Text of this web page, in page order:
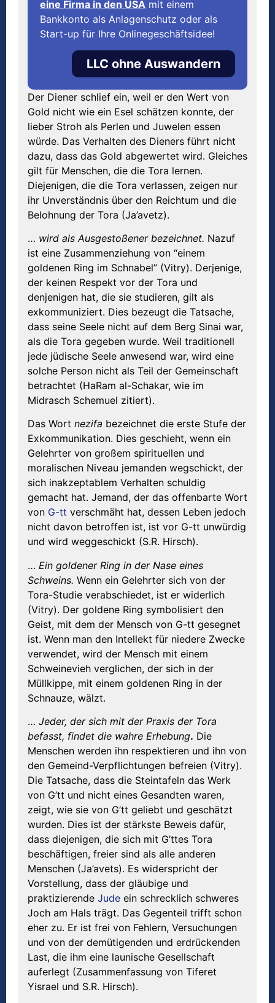
eine Firma in den USA mit einem
Bankkonto als Anlagenschutz oder als
Start-up für Ihre Onlinegeschäftsidee!
LLC ohne Auswandern
Der Diener schlief ein, weil er den Wert von
Gold nicht wie ein Esel schätzen konnte, der
lieber Stroh als Perlen und Juwelen essen
würde. Das Verhalten des Dieners führt nicht
dazu, dass das Gold abgewertet wird. Gleiches
gilt für Menschen, die die Tora lernen.
Diejenigen, die die Tora verlassen, zeigen nur
ihr Unverständnis über den Reichtum und die
Belohnung der Tora (Ja’avetz).
… wird als Ausgestoßener bezeichnet. Nazuf
ist eine Zusammenziehung von “einem
goldenen Ring im Schnabel” (Vitry). Derjenige,
der keinen Respekt vor der Tora und
denjenigen hat, die sie studieren, gilt als
exkommuniziert. Dies bezeugt die Tatsache,
dass seine Seele nicht auf dem Berg Sinai war,
als die Tora gegeben wurde. Weil traditionell
jede jüdische Seele anwesend war, wird eine
solche Person nicht als Teil der Gemeinschaft
betrachtet (HaRam al-Schakar, wie im
Midrasch Schemuel zitiert).
Das Wort nezifa bezeichnet die erste Stufe der
Exkommunikation. Dies geschieht, wenn ein
Gelehrter von großem spirituellen und
moralischen Niveau jemanden wegschickt, der
sich inakzeptablem Verhalten schuldig
gemacht hat. Jemand, der das offenbarte Wort
von G-tt verschmäht hat, dessen Leben jedoch
nicht davon betroffen ist, ist vor G-tt unwürdig
und wird weggeschickt (S.R. Hirsch).
… Ein goldener Ring in der Nase eines
Schweins. Wenn ein Gelehrter sich von der
Tora-Studie verabschiedet, ist er widerlich
(Vitry). Der goldene Ring symbolisiert den
Geist, mit dem der Mensch von G-tt gesegnet
ist. Wenn man den Intellekt für niedere Zwecke
verwendet, wird der Mensch mit einem
Schweinevieh verglichen, der sich in der
Müllkippe, mit einem goldenen Ring in der
Schnauze, wälzt.
… Jeder, der sich mit der Praxis der Tora
befasst, findet die wahre Erhebung. Die
Menschen werden ihn respektieren und ihn von
den Gemeind-Verpflichtungen befreien (Vitry).
Die Tatsache, dass die Steintafeln das Werk
von G’tt und nicht eines Gesandten waren,
zeigt, wie sie von G’tt geliebt und geschätzt
wurden. Dies ist der stärkste Beweis dafür,
dass diejenigen, die sich mit G’ttes Tora
beschäftigen, freier sind als alle anderen
Menschen (Ja’avets). Es widerspricht der
Vorstellung, dass der gläubige und
praktizierende Jude ein schrecklich schweres
Joch am Hals trägt. Das Gegenteil trifft schon
eher zu. Er ist frei von Fehlern, Versuchungen
und von der demütigenden und erdrückenden
Last, die ihm eine launische Gesellschaft
auferlegt (Zusammenfassung von Tiferet
Yisrael und S.R. Hirsch).